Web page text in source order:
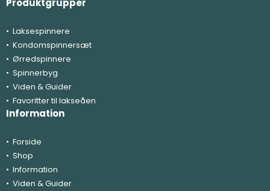
Produktgrupper
Laksespinnere
Kondomspinnersæt
Ørredspinnere
Spinnerbyg
Viden & Guider
Favoritter til lakseåen
Information
Forside
Shop
Information
Viden & Guider